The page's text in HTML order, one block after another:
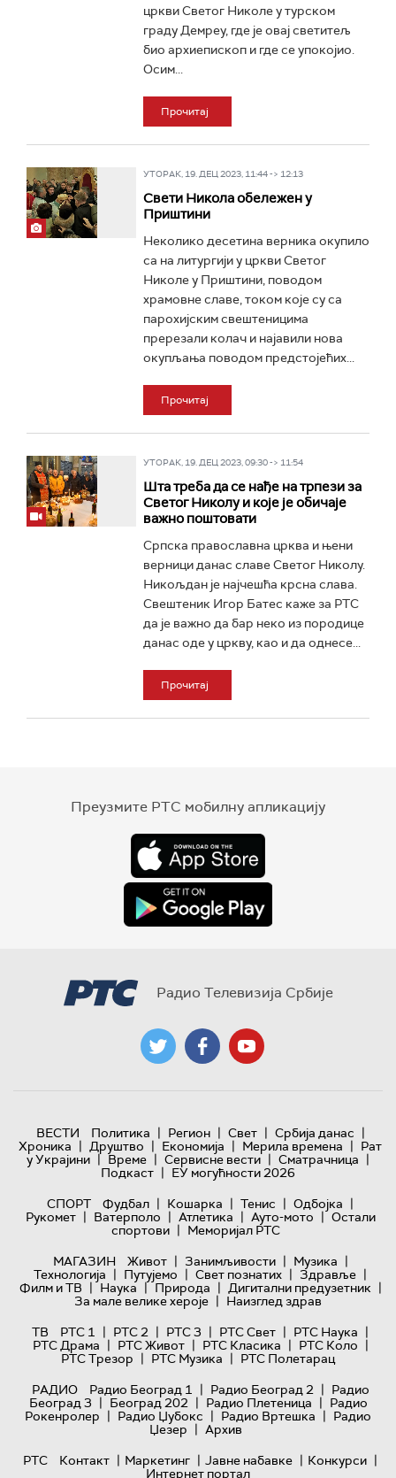
цркви Светог Николе у турском
граду Демреу, где је овај светитељ
био архиепископ и где се упокојио.
Осим...
Прочитај
УТОРАК, 19. ДЕЦ 2023, 11:44 -> 12:13
Свети Никола обележен у
Приштини
Неколико десетина верника окупило
са на литургији у цркви Светог
Николе у Приштини, поводом
храмовне славе, током које су са
парохијским свештеницима
пререзали колач и најавили нова
окупљања поводом предстојећих...
Прочитај
УТОРАК, 19. ДЕЦ 2023, 09:30 -> 11:54
Шта треба да се нађе на трпези за
Светог Николу и које је обичаје
важно поштовати
Српска православна црква и њени
верници данас славе Светог Николу.
Никољдан је најчешћа крсна слава.
Свештеник Игор Батес каже за РТС
да је важно да бар неко из породице
данас оде у цркву, као и да однесе...
Прочитај
Преузмите РТС мобилну апликацију
Радио Телевизија Србије
ВЕСТИ Политика | Регион | Свет | Србија данас |
Хроника | Друштво | Економија | Мерила времена | Рат
у Украјини | Време | Сервисне вести | Сматрачница |
Подкаст | ЕУ могућности 2026
СПОРТ
Фудбал | Кошарка | Тенис | Одбојка |
Рукомет | Ватерполо | Атлетика | Ауто-мото | Остали
спортови | Меморијал РТС
МАГАЗИН
Живот | Занимљивости | Музика |
Технологијa | Путујемо | Свет познатих | Здравље |
Филм и ТВ | Наука | Природа | Дигитални предузетник |
За мале велике хероје | Наизглед здрав
ТВ
РТС 1 | РТС 2 | РТС 3 | РТС Свет | РТС Наука |
РТС Драма | РТС Живот | РТС Класика | РТС Коло |
РТС Трезор | РТС Музика | РТС Полетарац
РАДИО
Радио Београд 1 | Радио Београд 2 | Радио
Београд 3 | Београд 202 | Радио Плетеница | Радио
Рокенролер | Радио Џубокс | Радио Вртешка | Радио
Џезер | Архив
РТС
Контакт | Маркетинг | Јавне набавке | Конкурси |
Интернет портал